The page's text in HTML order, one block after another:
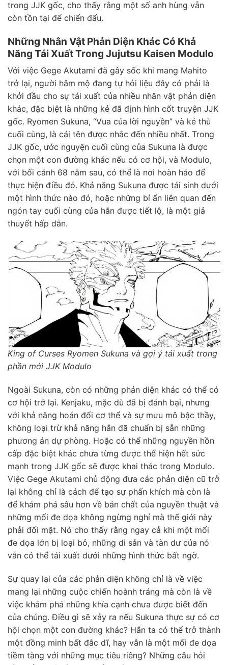
trong JJK gốc, cho thấy rằng một số anh hùng vẫn
còn tồn tại để chiến đấu.
Những Nhân Vật Phản Diện Khác Có Khả
Năng Tái Xuất Trong Jujutsu Kaisen Modulo
Với việc Gege Akutami đã gây sốc khi mang Mahito
trở lại, người hâm mộ đang tự hỏi liệu đây có phải là
khởi đầu cho sự tái xuất của nhiều nhân vật phản diện
khác, đặc biệt là những kẻ đã định hình cốt truyện JJK
gốc. Ryomen Sukuna, “Vua của lời nguyền” và kẻ thù
cuối cùng, là cái tên được nhắc đến nhiều nhất. Trong
JJK gốc, ước nguyện cuối cùng của Sukuna là được
chọn một con đường khác nếu có cơ hội, và Modulo,
với bối cảnh 68 năm sau, có thể là nơi hoàn hảo để
thực hiện điều đó. Khả năng Sukuna được tái sinh dưới
một hình thức nào đó, hoặc những bí ẩn liên quan đến
ngón tay cuối cùng của hắn được tiết lộ, là một giả
thuyết hấp dẫn.
King of Curses Ryomen Sukuna và gợi ý tái xuất trong
phần mới JJK Modulo
Ngoài Sukuna, còn có những phản diện khác có thể có
cơ hội trở lại. Kenjaku, mặc dù đã bị đánh bại, nhưng
với khả năng hoán đổi cơ thể và sự mưu mô bậc thầy,
không loại trừ khả năng hắn đã chuẩn bị sẵn những
phương án dự phòng. Hoặc có thể những nguyền hồn
cấp đặc biệt khác chưa từng được thể hiện hết sức
mạnh trong JJK gốc sẽ được khai thác trong Modulo.
Việc Gege Akutami chủ động đưa các phản diện cũ trở
lại không chỉ là cách để tạo sự phấn khích mà còn là
để khám phá sâu hơn về bản chất của nguyền thuật và
những mối đe dọa không ngừng nghỉ mà thế giới này
phải đối mặt. Nó cho thấy rằng ngay cả khi một mối
đe dọa lớn bị loại bỏ, những di sản và tàn dư của nó
vẫn có thể tái xuất dưới những hình thức bất ngờ.
Sự quay lại của các phản diện không chỉ là về việc
mang lại những cuộc chiến hoành tráng mà còn là về
việc khám phá những khía cạnh chưa được biết đến
của chúng. Điều gì sẽ xảy ra nếu Sukuna thực sự có cơ
hội chọn một con đường khác? Hắn ta có thể trở thành
một đồng minh bất đắc dĩ, hay vẫn là một mối đe dọa
tiềm tàng với những mục tiêu riêng? Những câu hỏi